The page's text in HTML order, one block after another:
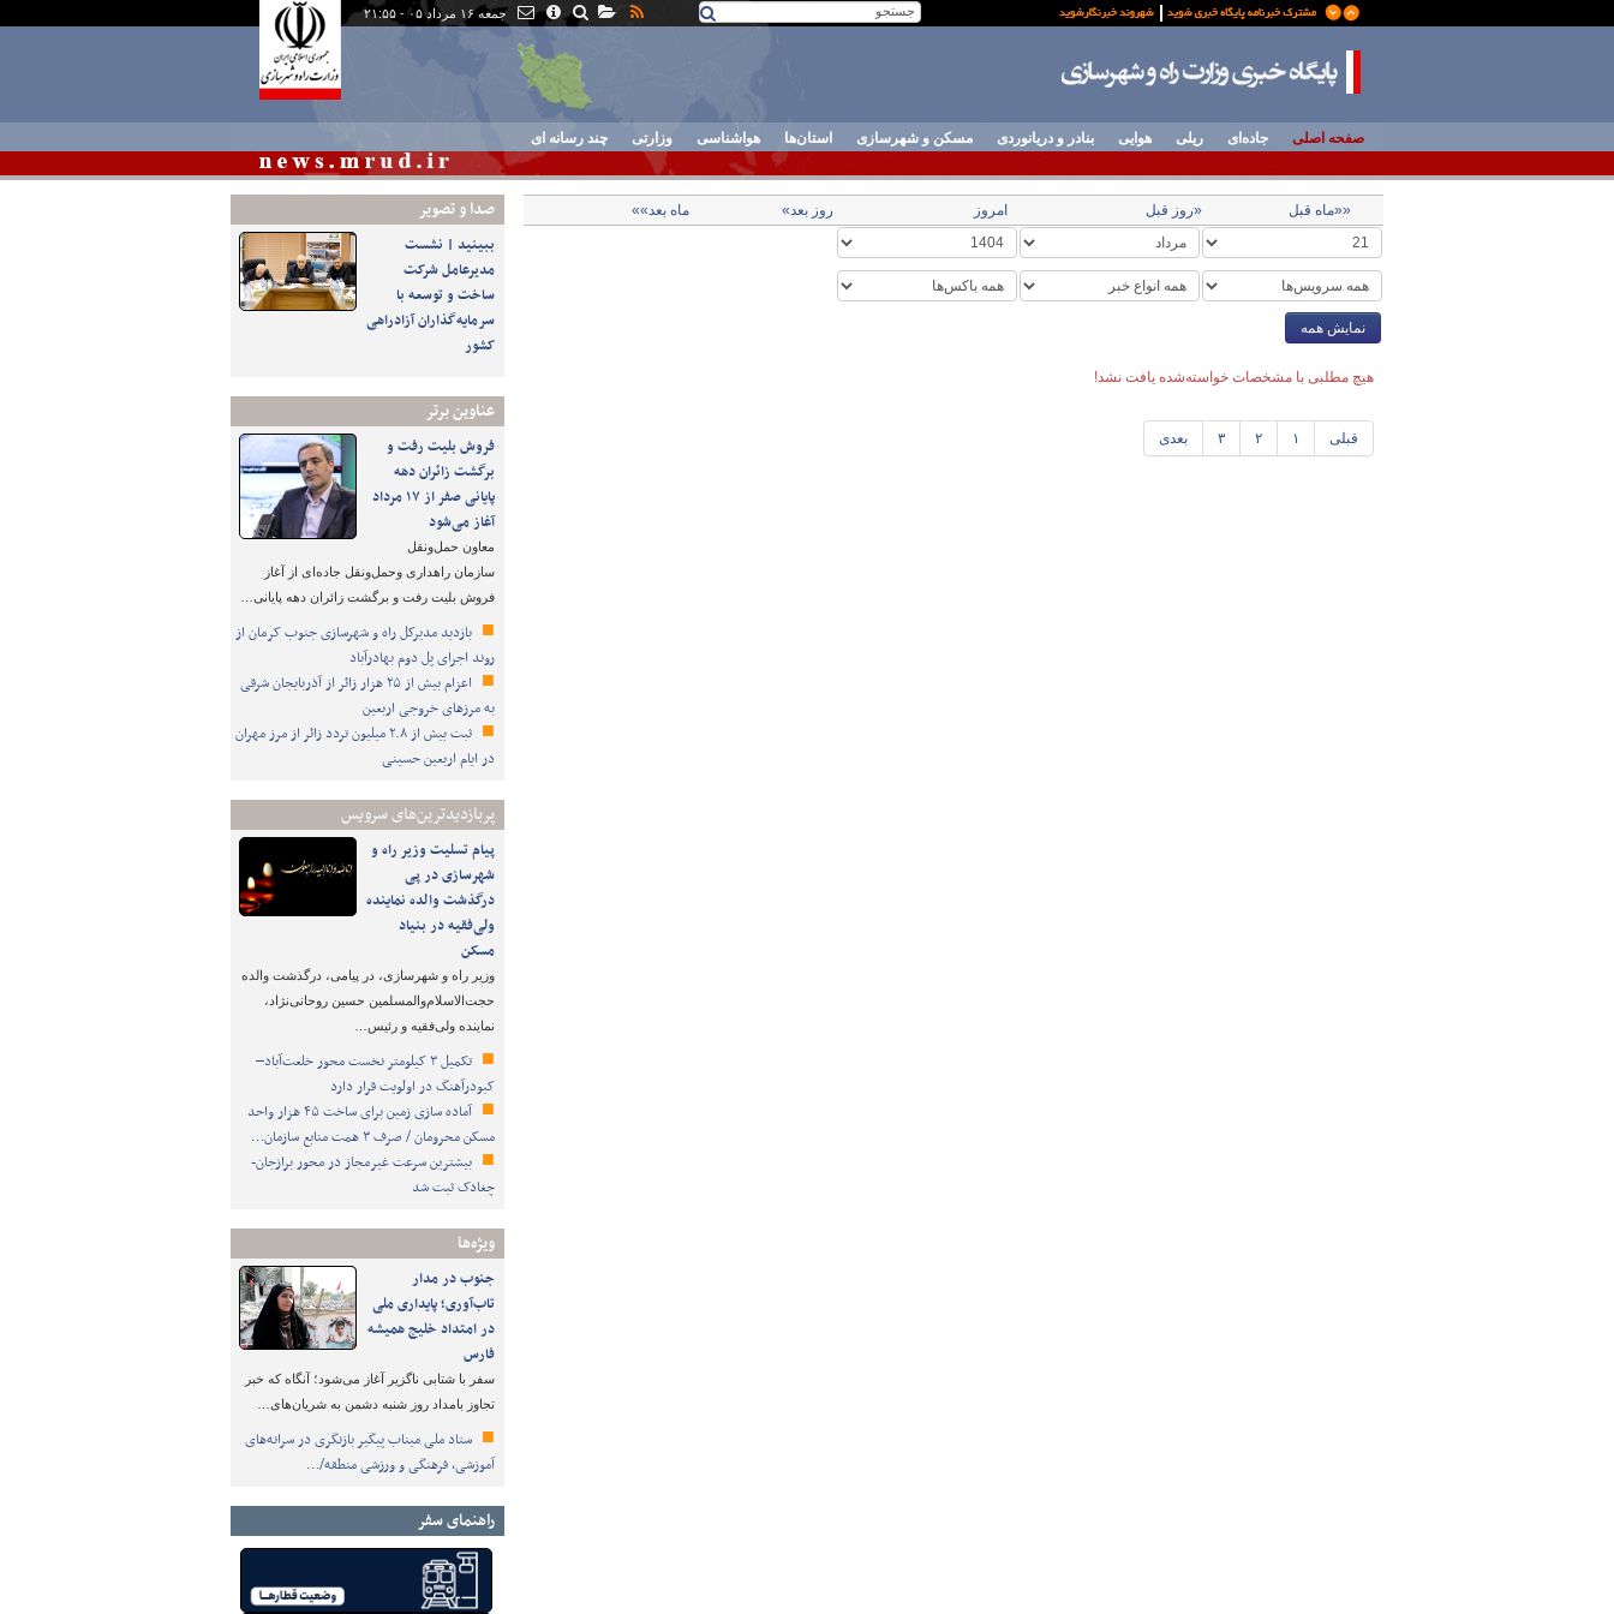
جمعه ۱۶ مرداد ۰۵ - ۲۱:۵۵
صفحه اصلی جاده‌ای ریلی هوایی بنادر و دریانوردی مسکن و شهرسازی استان‌ها هواشناسی وزارتی چند رسانه ای
صدا و تصوير
ببینید | نشست
مدیرعامل شرکت
ساخت و توسعه با
سرمایه‌گذاران آزادراهی
کشور
عناوین برتر
فروش بلیت رفت و
برگشت زائران دهه
پایانی صفر از ۱۷ مرداد
آغاز می‌شود
معاون حمل‌ونقل
سازمان راهداری وحمل‌ونقل جاده‌ای از آغاز
فروش بلیت رفت و برگشت زائران دهه پایانی…
بازدید مدیرکل راه و شهرسازی جنوب کرمان از
روند اجرای پل دوم بهادرآباد
اعزام بیش از ۲۵ هزار زائر از آذربایجان شرقی
به مرزهای خروجی اربعین
ثبت بیش از ۲.۸ میلیون تردد زائر از مرز مهران
در ایام اربعین حسینی
پربازدیدترین‌های سرویس
پیام تسلیت وزیر راه و
شهرسازی در پی
درگذشت والده نماینده
ولی‌فقیه در بنیاد
مسکن
وزیر راه و شهرسازی، در پیامی، درگذشت والده
حجت‌الاسلام‌والمسلمین حسین روحانی‌نژاد،
نماینده ولی‌فقیه و رئیس…
تکمیل ۳ کیلومتر نخست محور خلعت‌آباد–
کبودرآهنگ در اولویت قرار دارد
آماده سازی زمین برای ساخت ۴۵ هزار واحد
مسکن محرومان / صرف ۳ همت منابع سازمان…
بیشترین سرعت غیرمجاز در محور برازجان-
چغادک ثبت شد
ویژه‌ها
جنوب در مدار
تاب‌آوری؛ پایداری ملی
در امتداد خلیج همیشه
فارس
سفر با شتابی ناگزیر آغاز می‌شود؛ آنگاه که خبر
تجاوز بامداد روز شنبه دشمن به شریان‌های…
ستاد ملی میناب پیگیر بازنگری در سرانه‌های
آموزشی، فرهنگی و ورزشی منطقه/…
راهنمای سفر
««ماه قبل «روز قبل امروز روز بعد» ماه بعد»»
نمایش همه
هیچ مطلبی با مشخصات خواسته‌شده یافت نشد!
قبلی ۱ ۲ ۳ بعدی